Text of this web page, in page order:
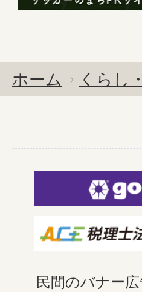
ホーム くらし
民間のバナー